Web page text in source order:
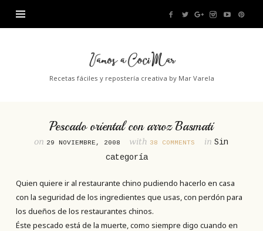
Vamos
CociMar
Recetas fáciles y repostería creativa by Mar Varela
Pescado oriental con arroz Basmati
on 29 NOVIEMBRE, 2008 with 38 COMMENTS inSin
categoría
Quien quiere ir al restaurante chino pudiendo hacerlo en casa
con la seguridad de los ingredientes que usas, con perdón para
los dueños de los restaurantes chinos.
Éste pescado está de la muerte, como siempre digo cuando en